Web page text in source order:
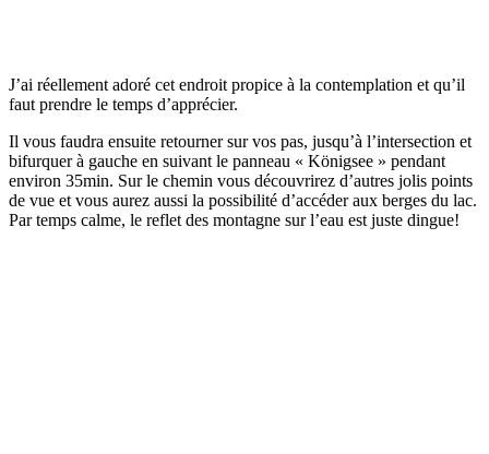
J’ai réellement adoré cet endroit propice à la contemplation et qu’il
faut prendre le temps d’apprécier.
Il vous faudra ensuite retourner sur vos pas, jusqu’à l’intersection et
bifurquer à gauche en suivant le panneau « Königsee » pendant
environ 35min. Sur le chemin vous découvrirez d’autres jolis points
de vue et vous aurez aussi la possibilité d’accéder aux berges du lac.
Par temps calme, le reflet des montagne sur l’eau est juste dingue!